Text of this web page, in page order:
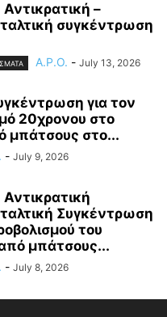
–
συγκέντρωση
A.P.O. - July 13, 2026
για τον
20χρονου στο
μπάτσους στο...
- July 9, 2026
Συγκέντρωση
του
μπάτσους...
- July 8, 2026